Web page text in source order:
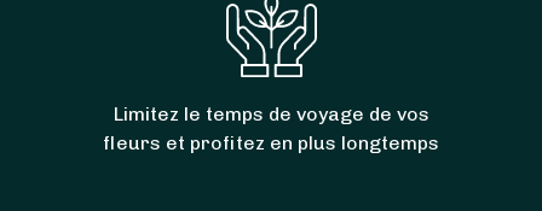
Limitez le temps de voyage de vos
fleurs et profitez en plus longtemps